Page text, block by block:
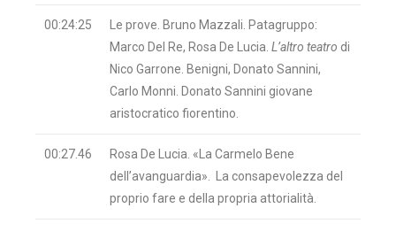
00:24:25
Le prove. Bruno Mazzali. Patagruppo:
Marco Del Re, Rosa De Lucia. L’altro teatro di
Nico Garrone. Benigni, Donato Sannini,
Carlo Monni. Donato Sannini giovane
aristocratico fiorentino.
00:27.46
Rosa De Lucia. «La Carmelo Bene
dell’avanguardia». La consapevolezza del
proprio fare e della propria attorialità.